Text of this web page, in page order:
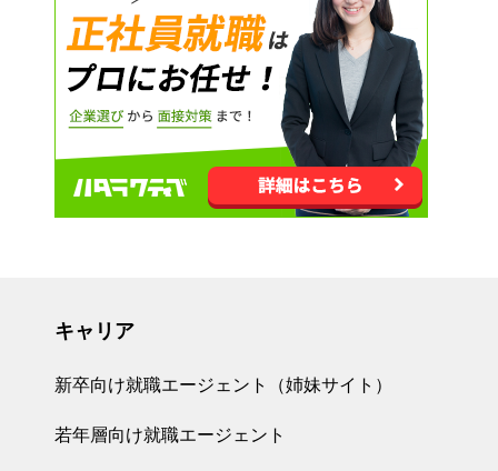
キャリア
新卒向け就職エージェント（姉妹サイト）
若年層向け就職エージェント